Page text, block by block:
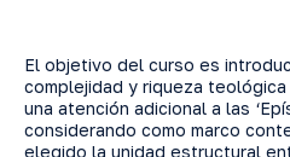
El objetivo del curso es
complejidad y riqueza
una atención adicional a las
considerando como marco
elegido la unidad estructural